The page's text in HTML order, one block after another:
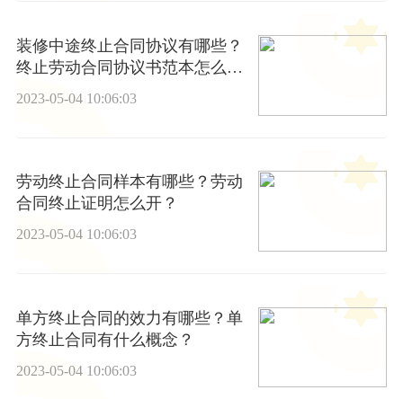
装修中途终止合同协议有哪些？
终止劳动合同协议书范本怎么
写？
2023-05-04 10:06:03
劳动终止合同样本有哪些？劳动
合同终止证明怎么开？
2023-05-04 10:06:03
单方终止合同的效力有哪些？单
方终止合同有什么概念？
2023-05-04 10:06:03